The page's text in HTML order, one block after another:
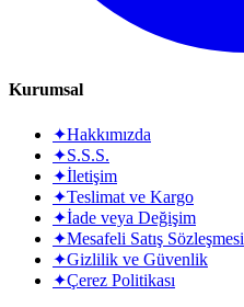
Kurumsal
✦Hakkımızda
✦S.S.S.
✦İletişim
✦Teslimat ve Kargo
✦İade veya Değişim
✦Mesafeli Satış Sözleşmesi
✦Gizlilik ve Güvenlik
✦Çerez Politikası